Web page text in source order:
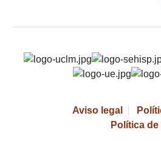
Aviso legal
Política